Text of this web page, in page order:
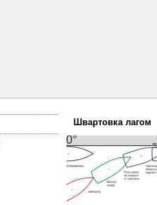
Швартовка лагом